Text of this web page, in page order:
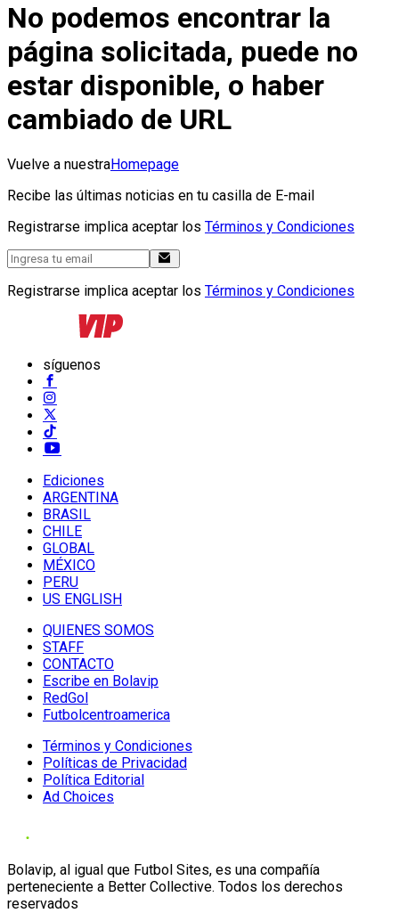
No podemos encontrar la
página solicitada, puede no
estar disponible, o haber
cambiado de URL
Vuelve a nuestraHomepage
Recibe las últimas noticias en tu casilla de E-mail
Registrarse implica aceptar los Términos y Condiciones
Registrarse implica aceptar los Términos y Condiciones
síguenos
Ediciones
ARGENTINA
BRASIL
CHILE
GLOBAL
MÉXICO
PERU
US ENGLISH
QUIENES SOMOS
STAFF
CONTACTO
Escribe en Bolavip
RedGol
Futbolcentroamerica
Términos y Condiciones
Políticas de Privacidad
Política Editorial
Ad Choices
Bolavip, al igual que Futbol Sites, es una compañía
perteneciente a Better Collective. Todos los derechos
reservados